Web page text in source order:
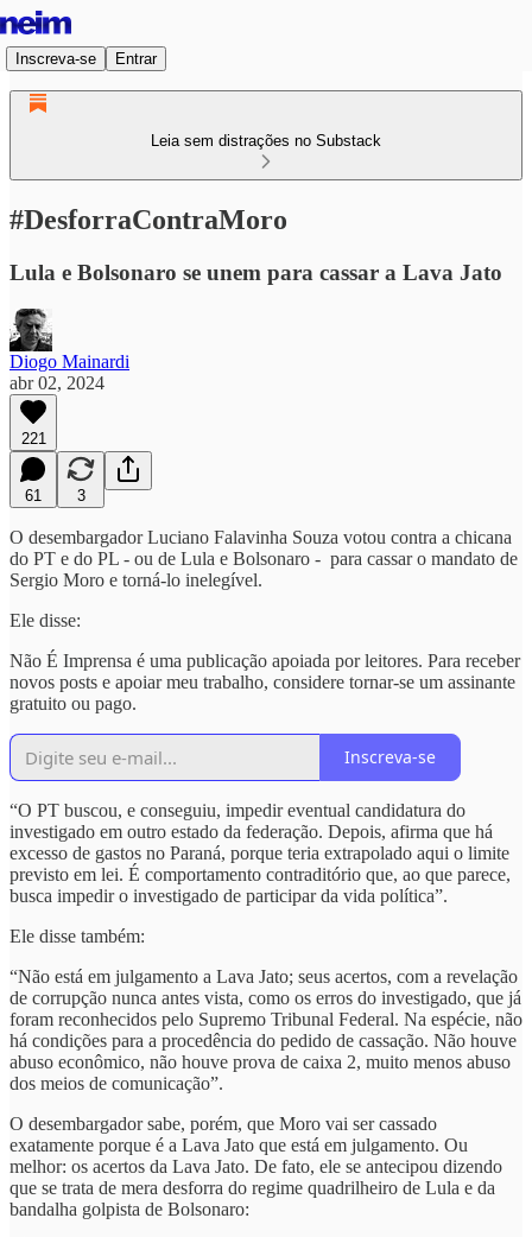
Inscreva-se Entrar
Leia sem distrações no Substack
#DesforraContraMoro
Lula e Bolsonaro se unem para cassar a Lava Jato
Diogo Mainardi
abr 02, 2024
221
61 3
O desembargador Luciano Falavinha Souza votou contra a chicana
do PT e do PL - ou de Lula e Bolsonaro - para cassar o mandato de
Sergio Moro e torná-lo inelegível.
Ele disse:
Não É Imprensa é uma publicação apoiada por leitores. Para receber
novos posts e apoiar meu trabalho, considere tornar-se um assinante
gratuito ou pago.
Inscreva-se
“O PT buscou, e conseguiu, impedir eventual candidatura do
investigado em outro estado da federação. Depois, afirma que há
excesso de gastos no Paraná, porque teria extrapolado aqui o limite
previsto em lei. É comportamento contraditório que, ao que parece,
busca impedir o investigado de participar da vida política”.
Ele disse também:
“Não está em julgamento a Lava Jato; seus acertos, com a revelação
de corrupção nunca antes vista, como os erros do investigado, que já
foram reconhecidos pelo Supremo Tribunal Federal. Na espécie, não
há condições para a procedência do pedido de cassação. Não houve
abuso econômico, não houve prova de caixa 2, muito menos abuso
dos meios de comunicação”.
O desembargador sabe, porém, que Moro vai ser cassado
exatamente porque é a Lava Jato que está em julgamento. Ou
melhor: os acertos da Lava Jato. De fato, ele se antecipou dizendo
que se trata de mera desforra do regime quadrilheiro de Lula e da
bandalha golpista de Bolsonaro: